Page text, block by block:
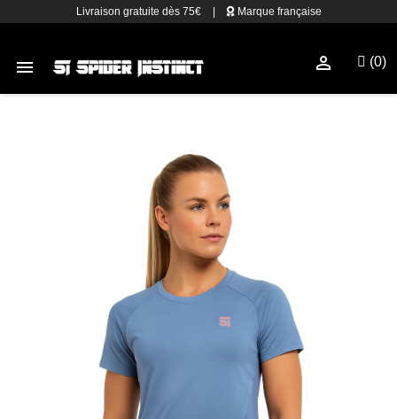
Livraison gratuite dès 75€ Marque française
 (0)
